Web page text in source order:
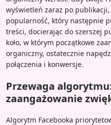
wyświetleń zaraz po
popularność, który następnie
treści, docierając do szerszej
koło, w którym początkowe
organiczny, ostatecznie
połączenia i konwersje.
Przewaga
zaangażowanie
Algorytm Facebooka